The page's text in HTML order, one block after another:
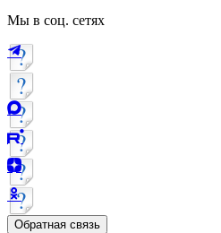
Мы в соц. сетях
Обратная связь